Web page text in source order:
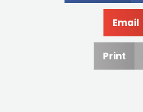
Email
Print